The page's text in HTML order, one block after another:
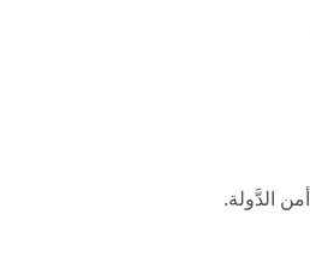
الدَّولة.